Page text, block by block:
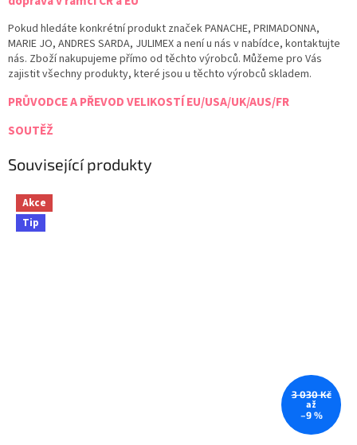
Pokud hledáte konkrétní produkt značek PANACHE, PRIMADONNA,
MARIE JO, ANDRES SARDA, JULIMEX a není u nás v nabídce, kontaktujte
nás. Zboží nakupujeme přímo od těchto výrobců. Můžeme pro Vás
zajistit všechny produkty, které jsou u těchto výrobců skladem.
PRŮVODCE A PŘEVOD VELIKOSTÍ EU/USA/UK/AUS/FR
SOUTĚŽ
Související produkty
Akce
Tip
3 030 Kč
až
–9 %